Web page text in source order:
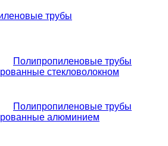
трубы
Полипропиленовые трубы
стекловолокном
Полипропиленовые трубы
алюминием